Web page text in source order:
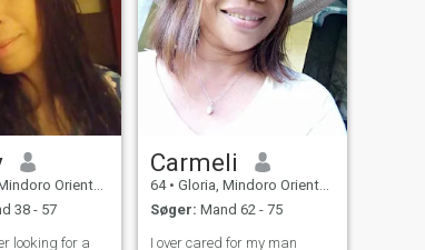
Oriental, Filippinerne
38 - 57
looking for a
Carmeli
64 • Gloria, Mindoro Oriental, Filippinerne
Søger: Mand 62 - 75
I over cared for my man